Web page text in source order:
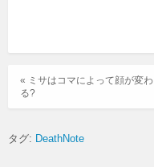
« ミサはコマによって顔が変わ
る?
タグ: DeathNote